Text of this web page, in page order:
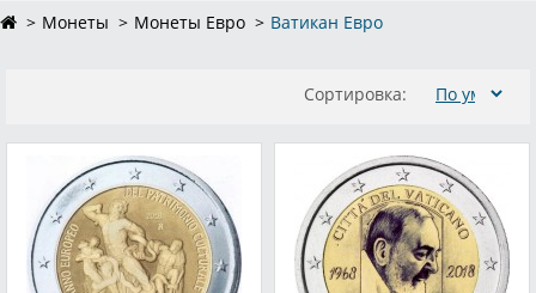
Монеты Монеты Евро Ватикан Евро
Сортировка: